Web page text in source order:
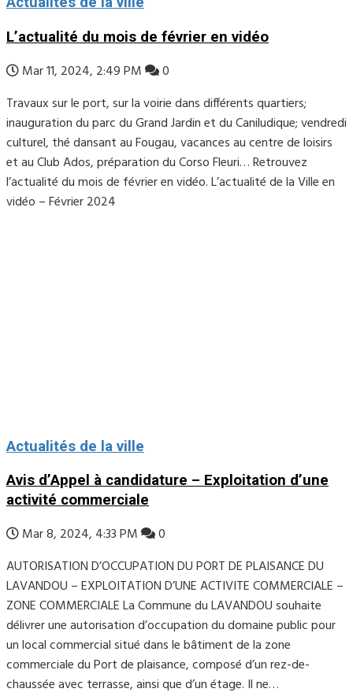
L’actualité du mois de février en vidéo
Mar 11, 2024, 2:49 PM
0
Travaux sur le port, sur la voirie dans différents quartiers;
inauguration du parc du Grand Jardin et du Caniludique; vendredi
culturel, thé dansant au Fougau, vacances au centre de loisirs
et au Club Ados, préparation du Corso Fleuri… Retrouvez
l’actualité du mois de février en vidéo. L’actualité de la Ville en
vidéo – Février 2024
Actualités de la ville
Avis d’Appel à candidature – Exploitation d’une
activité commerciale
Mar 8, 2024, 4:33 PM
0
AUTORISATION D’OCCUPATION DU PORT DE PLAISANCE DU
LAVANDOU – EXPLOITATION D’UNE ACTIVITE COMMERCIALE –
ZONE COMMERCIALE La Commune du LAVANDOU souhaite
délivrer une autorisation d’occupation du domaine public pour
un local commercial situé dans le bâtiment de la zone
commerciale du Port de plaisance, composé d’un rez-de-
chaussée avec terrasse, ainsi que d’un étage. Il ne…